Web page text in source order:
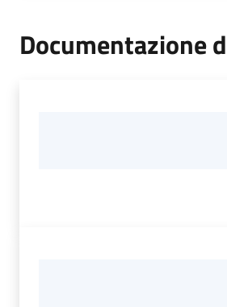
Documentazione